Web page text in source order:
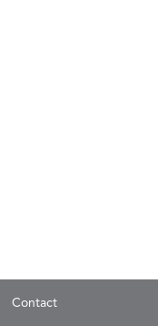
Contact